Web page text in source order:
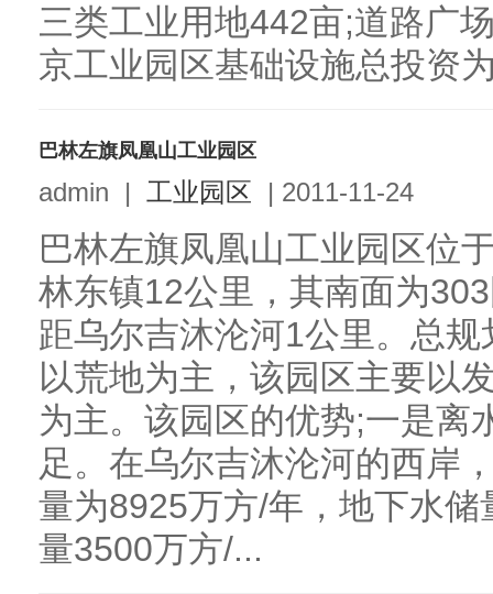
三类工业用地442亩;道路广
京工业园区基础设施总投资
巴林左旗凤凰山工业园区
admin | 工业园区 | 2011-11-24
巴林左旗凤凰山工业园区位
林东镇12公里，其南面为
距乌尔吉沐沦河1公里。总
以荒地为主，该园区主要以
为主。该园区的优势;一是离
足。在乌尔吉沐沦河的西岸
量为8925万方/年，地下水
量3500万方/...